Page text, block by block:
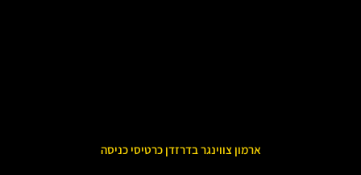
ארמון צווינגר בדרזדן כרטיסי כניסה